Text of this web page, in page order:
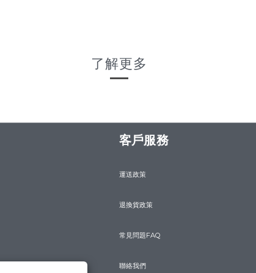
了解更多
客戶服務
運送政策
退換貨政策
常見問題FAQ
聯絡我們